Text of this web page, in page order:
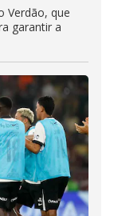
Verdão, que
garantir a